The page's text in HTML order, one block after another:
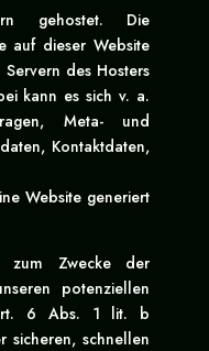
gehostet. Die
auf dieser Website
des Hosters
kann es sich v. a.
Meta- und
Kontaktdaten,
Website generiert
zum Zwecke der
potenziellen
6 Abs. 1 lit. b
sicheren, schnellen